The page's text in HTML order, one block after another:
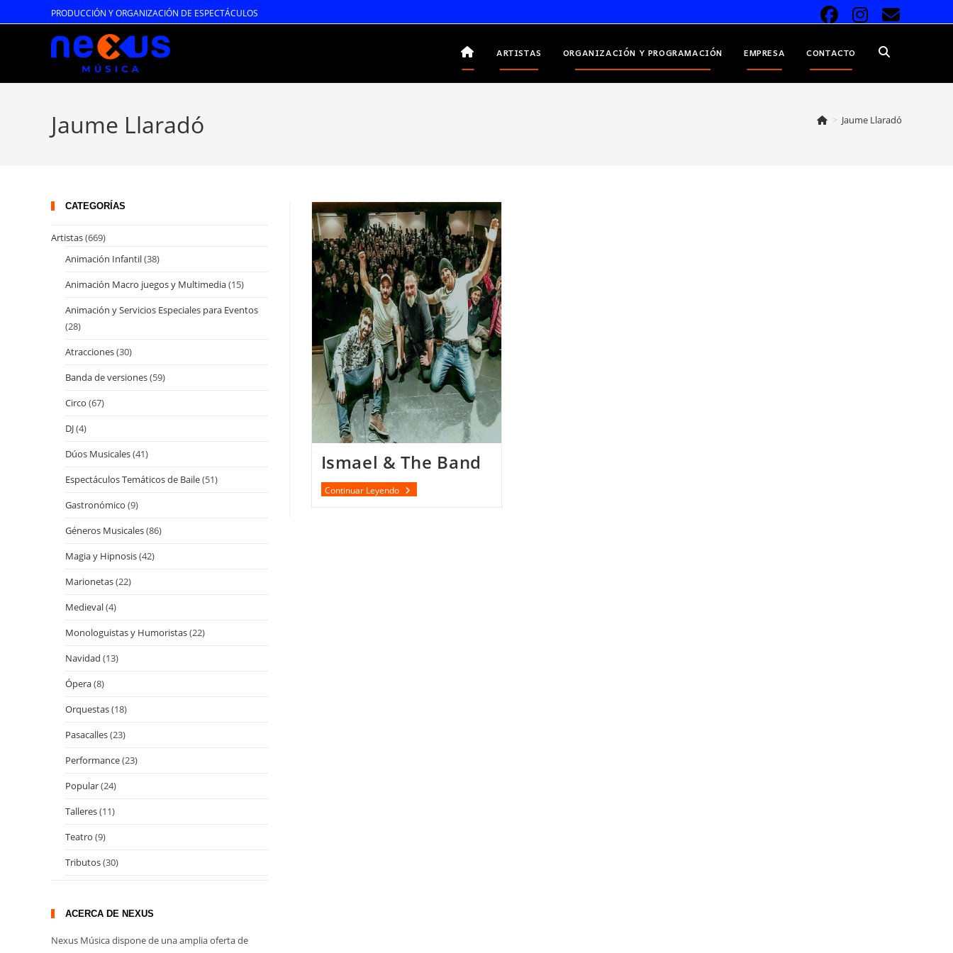
al
PRODUCCIÓN Y ORGANIZACIÓN DE ESPECTÁCULOS
ARTISTAS ORGANIZACIÓN Y PROGRAMACIÓN EMPRESA CONTACTO ALTERNAR
BÚSQUEDA
Jaume Llaradó > Jaume Llaradó
Ismael & The Band
Continuar LeyendoIsmael
CATEGORÍAS
Artistas(669)
Animación Infantil(38)
Animación Macro juegos y Multimedia(15)
Animación y Servicios Especiales para Eventos
(28)
Atracciones(30)
Banda de versiones(59)
Circo (67)
DJ(4)
Dúos Musicales(41)
Espectáculos Temáticos de Baile(51)
Gastronómico (9)
Géneros Musicales(86)
Magia y Hipnosis(42)
Marionetas(22)
Medieval(4)
Monologuistas y Humoristas(22)
Navidad (13)
Ópera(8)
Orquestas(18)
Pasacalles(23)
Performance(23)
Popular(24)
Talleres(11)
Teatro (9)
Tributos(30)
ACERCA DE NEXUS
Nexus Música dispone de una amplia oferta de